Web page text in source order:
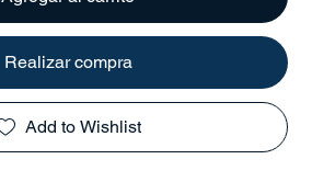
Realizar compra
Add to Wishlist